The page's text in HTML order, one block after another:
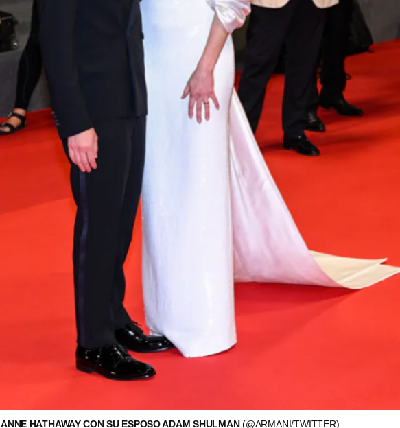
ANNE HATHAWAY CON SU ESPOSO ADAM SHULMAN(@ARMANI/TWITTER)